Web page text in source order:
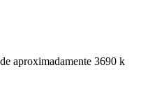
aproximadamente 3690 k